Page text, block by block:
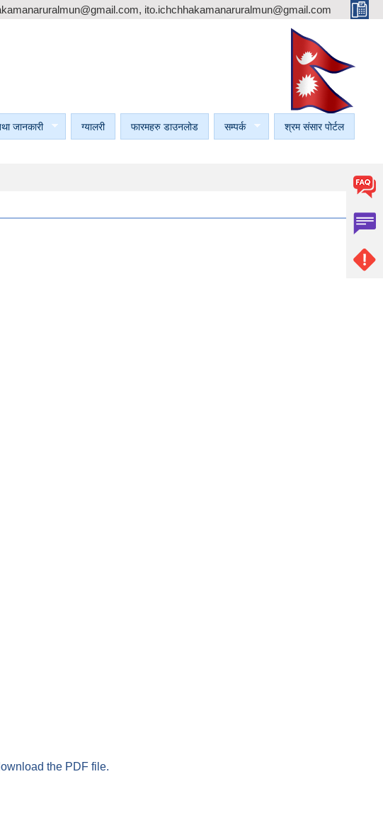
ito.ichchhakamanaruralmun@gmail.com
जानकारी ग्यालरी फारमहरु डाउनलोड सम्पर्क श्रम संसार पोर्टल
the PDF file.